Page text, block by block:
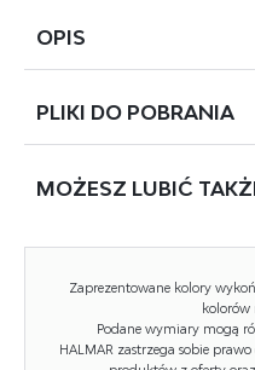
OPIS
wymiory: 105/56/73-118
melamina / stal malowana
Rodzaj:
Styl wykonania:
PLIKI DO POBRANIA
B-53 B-54
Zaprezentowane kolory
kolorów
Podane wymiary mogą
HALMAR zastrzega sobie
MOŻESZ LUBIĆ